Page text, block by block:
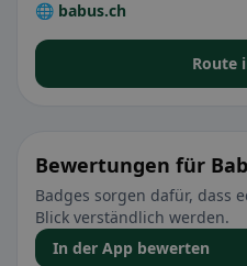
🌐 babus.ch
Route
Bewertungen für
Badges sorgen dafür, dass
Blick verständlich werden.
In der App bewerten